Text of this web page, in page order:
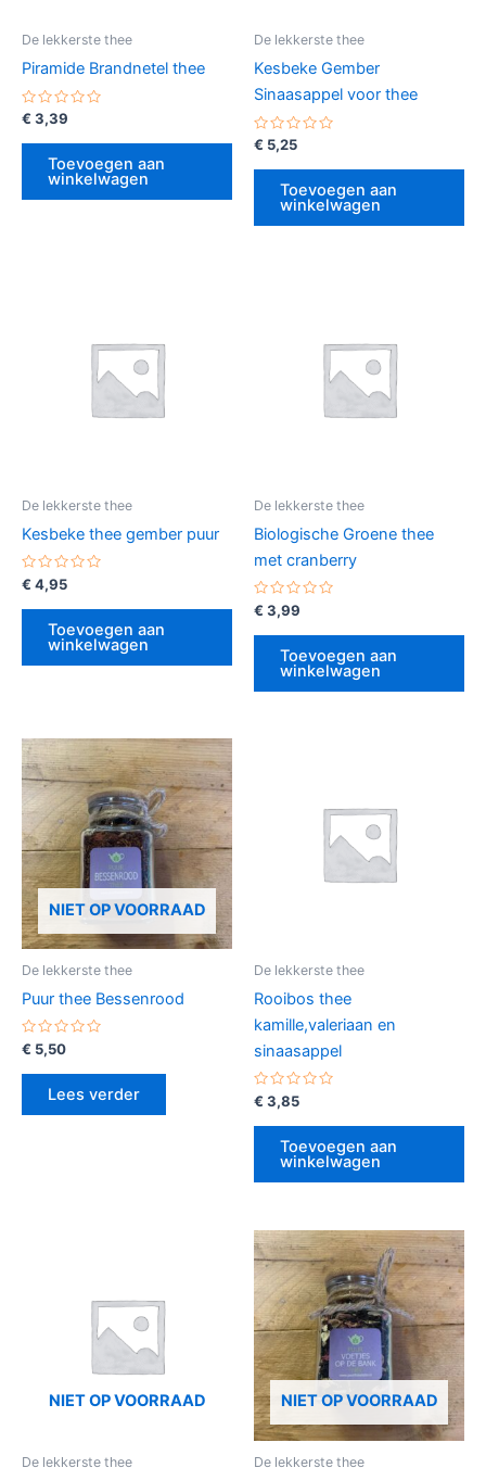
De lekkerste thee
Piramide Brandnetel thee
Gewaardeerd
uit
€ 3,39
Toevoegen aan
winkelwagen
De lekkerste thee
Kesbeke Gember
Sinaasappel voor thee
Gewaardeerd
uit
€ 5,25
Toevoegen aan
winkelwagen
De lekkerste thee
Kesbeke thee gember puur
Gewaardeerd
0
uit
€ 4,95
Toevoegen aan
winkelwagen
De lekkerste thee
Biologische Groene thee
met cranberry
Gewaardeerd
0
uit
€ 3,99
Toevoegen aan
winkelwagen
NIET OP VOORRAAD
De lekkerste thee
Puur thee Bessenrood
Gewaardeerd
uit
€ 5,50
Lees verder
De lekkerste thee
Rooibos thee
kamille,valeriaan en
sinaasappel
Gewaardeerd
uit
€ 3,85
Toevoegen aan
winkelwagen
NIET OP VOORRAAD
De lekkerste thee
NIET OP VOORRAAD
De lekkerste thee